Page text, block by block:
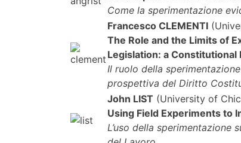
Come la sperimentazione
Francesco CLEMENTI
The Role and the Limits of
Legislation: a Constitutional
Il ruolo della
prospettiva del Diritto
John LIST (University of
Using Field Experiments to
L’uso della